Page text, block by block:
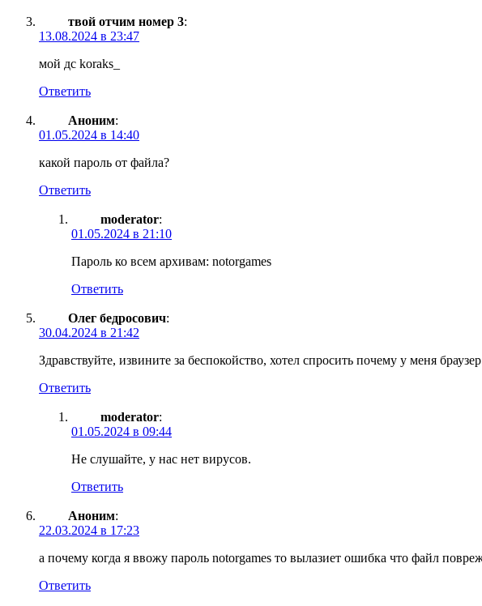
твой отчим номер 3:
13.08.2024 в 23:47
мой дс koraks_
Ответить
Аноним:
01.05.2024 в 14:40
какой пароль от файла?
Ответить
moderator:
01.05.2024 в 21:10
Пароль ко всем архивам: notorgames
Ответить
Олег бедросович:
30.04.2024 в 21:42
Здравствуйте, извините за беспокойство, хотел спросить почему у меня
Ответить
moderator:
01.05.2024 в 09:44
Не слушайте, у нас нет вирусов.
Ответить
Аноним:
22.03.2024 в 17:23
а почему когда я ввожу пароль notorgames то вылазиет ошибка что файл
Ответить